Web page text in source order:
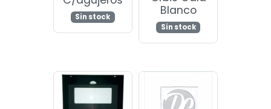
Sin stock
Blanco
Sin stock